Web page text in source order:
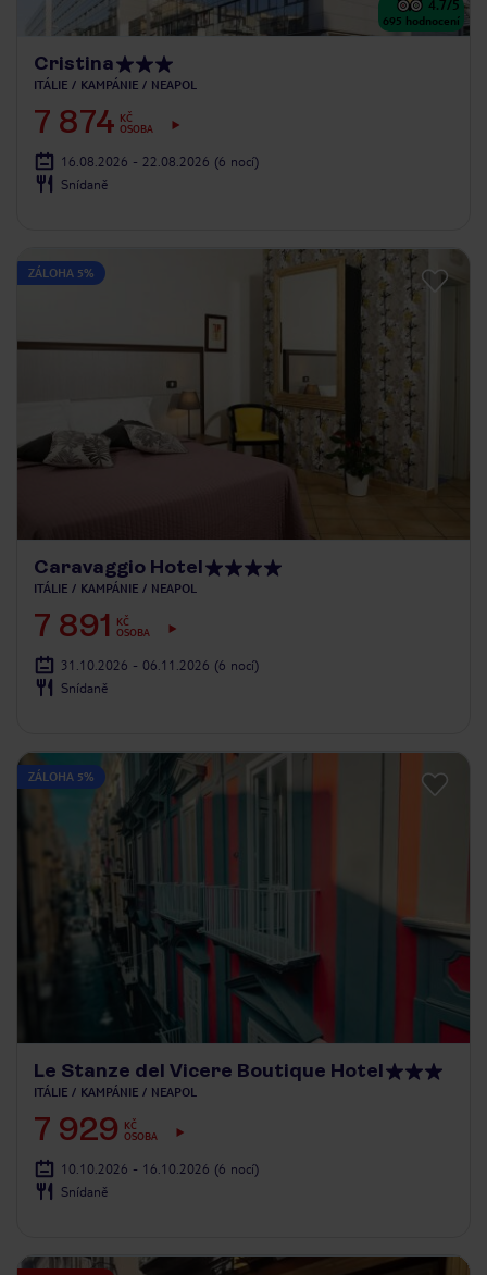
4.7/5
695 hodnocení
Cristina
ITÁLIE KAMPÁNIE NEAPOL
7 874 KČ
OSOBA
16.08.2026 - 22.08.2026 (6 nocí)
Snídaně
ZÁLOHA 5%
Caravaggio Hotel
ITÁLIE KAMPÁNIE NEAPOL
7 891
KČ
OSOBA
31.10.2026 - 06.11.2026 (6 nocí)
Snídaně
ZÁLOHA 5%
Le Stanze del Vicere Boutique Hotel
ITÁLIE KAMPÁNIE NEAPOL
7 929
KČ
OSOBA
10.10.2026 - 16.10.2026 (6 nocí)
Snídaně